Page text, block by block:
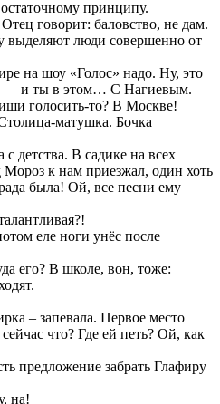
принципу.
говорит: баловство, не дам.
люди совершенно от
на шоу «Голос» надо. Ну, это
— и ты в этом… С Нагиевым.
голосить-то? В Москве!
матушка. Бочка
детства. В садике на всех
к нам приезжал, один хоть
была! Ой, все песни ему
еле ноги унёс после
его? В школе, вон, тоже:
– запевала. Первое место
что? Где ей петь? Ой, как
предложение забрать Глафиру
на!